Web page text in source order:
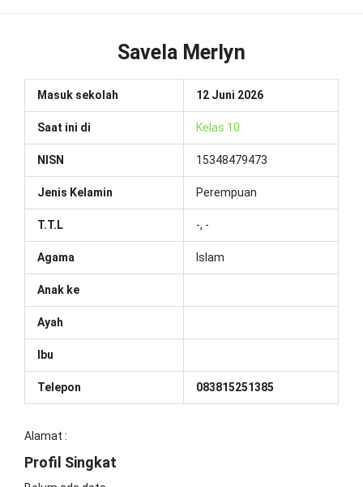
Savela Merlyn
Masuk sekolah 12 Juni 2026
Saat ini di Kelas 10
NISN 15348479473
Jenis Kelamin Perempuan
T.T.L -, -
Agama Islam
Anak ke
Ayah
Ibu
Telepon 083815251385
Alamat :
Profil Singkat